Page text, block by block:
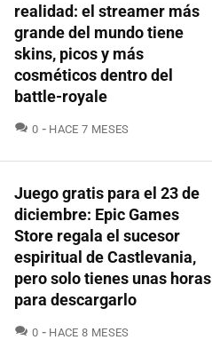
realidad: el streamer más
grande del mundo tiene
skins, picos y más
cosméticos dentro del
battle-royale
0 COMENTARIOS
HACE 7 MESES
Juego gratis para el 23 de
diciembre: Epic Games
Store regala el sucesor
espiritual de Castlevania,
pero solo tienes unas horas
para descargarlo
0 COMENTARIOS
HACE 8 MESES